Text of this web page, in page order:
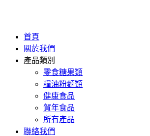
首頁
關於我們
產品類別
零食糖果類
糧油粉麵類
健康食品
賀年食品
所有產品
聯絡我們